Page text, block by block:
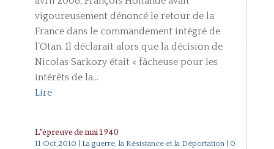
vigoureusement dénoncé le retour de la
France dans le commandement intégré de
l’Otan. Il déclarait alors que la décision de
Nicolas Sarkozy était « fâcheuse pour les
intérêts de la...
Lire
L’épreuve de mai 1940
11 Oct,2010 La guerre, la Résistance et la Déportation| 0